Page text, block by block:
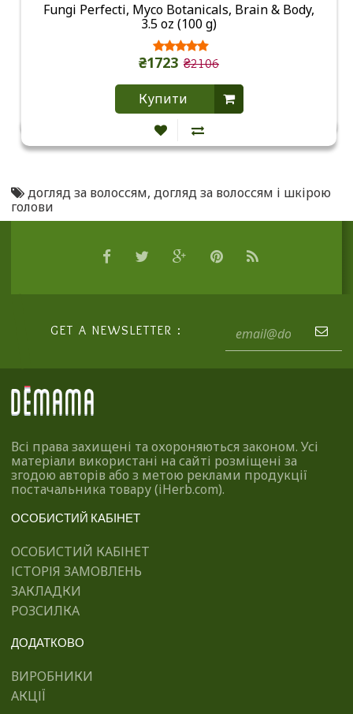
Fungi Perfecti, Myco Botanicals, Brain & Body,
3.5 oz (100 g)
₴1723 ₴2106
Купити
догляд за волоссям, догляд за волоссям і шкірою
голови
GET A NEWSLETTER :
Всі права захищені та охороняються законом. Усі
матеріали використані на сайті розміщені за
згодою авторів або з метою реклами продукції
постачальника товару (iHerb.com).
ОСОБИСТИЙ КАБІНЕТ
ОСОБИСТИЙ КАБІНЕТ
ІСТОРІЯ ЗАМОВЛЕНЬ
ЗАКЛАДКИ
РОЗСИЛКА
ДОДАТКОВО
ВИРОБНИКИ
АКЦІЇ